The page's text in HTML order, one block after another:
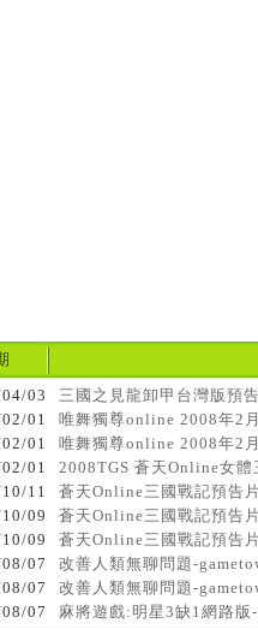
03
三國之見龍卸甲台灣版預
01
唯舞獨尊online 2008年2
01
唯舞獨尊online 2008年2
01
2008TGS 蒼天Online女體
11
蒼天Online三國戰記預告
09
蒼天Online三國戰記預告
09
蒼天Online三國戰記預告
07
改善人類無聊問題-
07
改善人類無聊問題-
07
麻將遊戲:明星3缺1網路版